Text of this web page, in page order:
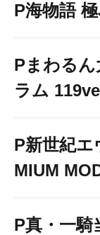
P海物語
Pまわる
ラム
P新世紀
MIUM
P真・一騎